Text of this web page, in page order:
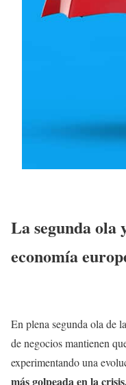
La segunda ola
economía
En plena segunda ola de
de negocios mantienen
experimentando una
más golpeada en la